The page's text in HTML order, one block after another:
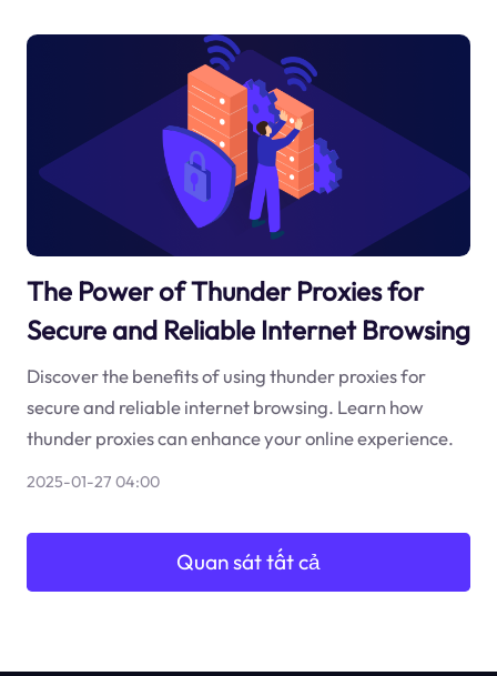
The Power of Thunder Proxies for
Secure and Reliable Internet Browsing
Discover the benefits of using thunder proxies for
secure and reliable internet browsing. Learn how
thunder proxies can enhance your online experience.
2025-01-27 04:00
Quan sát tất cả